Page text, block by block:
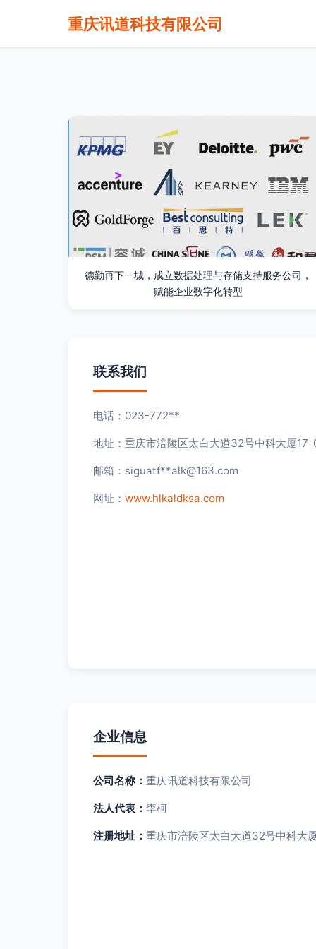
重庆讯道科技有限公司
德勤再下一城，成立数据处理与存储支持服务公司，
赋能企业数字化转型
联系我们
电话：023-772**
地址：重庆市涪陵区太白大道32号中科大厦
邮箱：siguatf**alk@163.com
网址： www.hlkaldksa.com
企业信息
公司名称： 重庆讯道科技有限公司
法人代表： 李柯
注册地址： 重庆市涪陵区太白大道32号中科大